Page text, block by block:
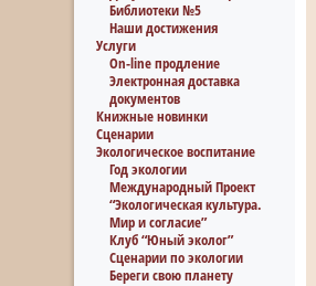
Библиотеки №5
Наши достижения
Услуги
On-line продление
Электронная доставка
документов
Книжные новинки
Сценарии
Экологическое воспитание
Год экологии
Международный Проект
“Экологическая культура.
Мир и согласие”
Клуб “Юный эколог”
Сценарии по экологии
Береги свою планету